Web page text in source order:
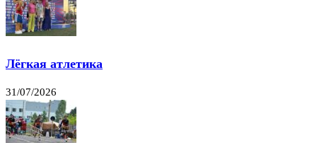
Лёгкая атлетика
31/07/2026